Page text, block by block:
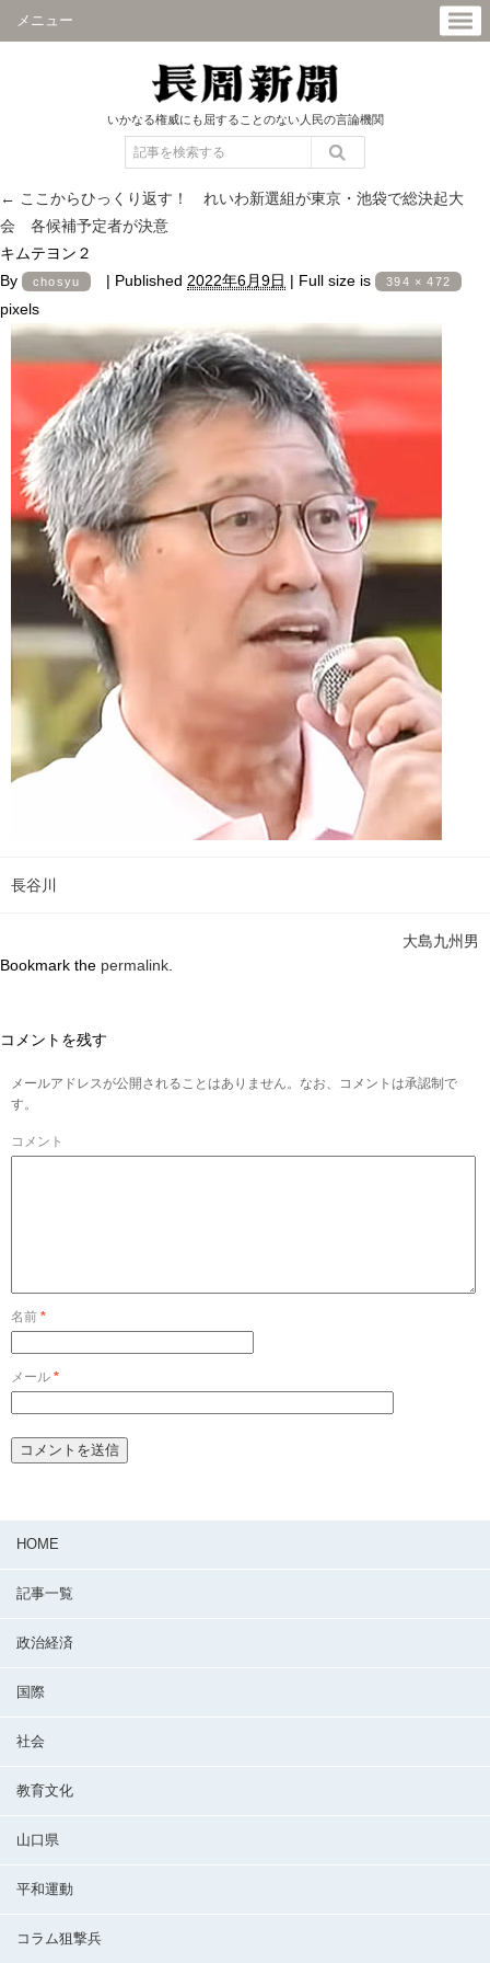
メニュー
いかなる権威にも屈することのない人民の言論機関
← ここからひっくり返す！ れいわ新選組が東京・池袋で総決起大
会 各候補予定者が決意
キムテヨン２
By
chosyu | Published 2022年6月9日 | Full size is 394 × 472
pixels
長谷川
大島九州男
Bookmark the permalink
コメントを残す
メールアドレスが公開されることはありません。なお、コメントは承認制で
す。
コメント
名前 *
メール *
HOME
記事一覧
政治経済
国際
社会
教育文化
山口県
平和運動
コラム狙撃兵